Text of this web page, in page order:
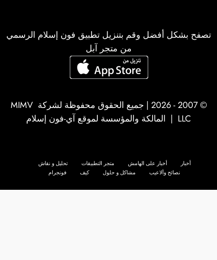
تصفح بشكل أفضل وقم بتنزيل تطبيق فون إسلام الرسمي
من متجر آبل
© 2007 - 2026 | جميع الحقوق محفوظة لشركة
MIMV
LLC | المالكة والمؤسسة لموقع آي-فون إسلام
أخبار أخبار على الهامش متجر التطبيقات
تحليل و نقاش
نصائح وألاعيب
مشاكل و حلول كيف فونجرام